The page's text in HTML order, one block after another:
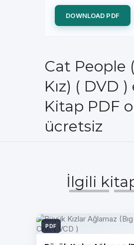
DOWNLOAD PDF
Cat People
Kız) ( DVD )
Kitap PDF
ücretsiz
İlgili
PDF